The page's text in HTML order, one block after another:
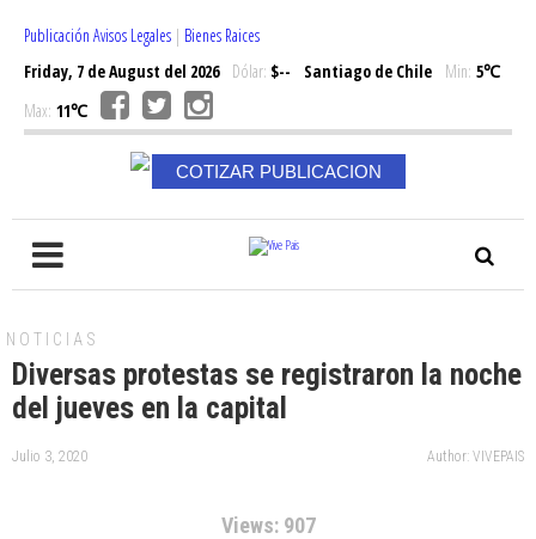
Publicación Avisos Legales | Bienes Raices
Friday, 7 de August del 2026Dólar: $-- Santiago de Chile Min: 5℃
Max: 11℃
COTIZAR PUBLICACION
NOTICIAS
Diversas protestas se registraron la noche
del jueves en la capital
Julio 3, 2020 Author: VIVEPAIS
Views: 907